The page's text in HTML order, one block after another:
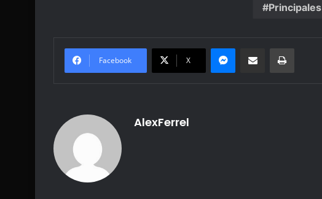
Principales
Facebook X
Messenger
Share via Email Print
AlexFerrel